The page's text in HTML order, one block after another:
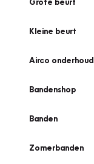
Kleine beurt
Airco onderhoud
Bandenshop
Banden
Zomerbanden